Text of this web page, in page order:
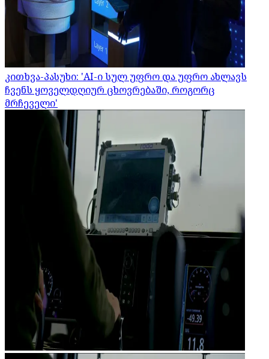
კითხვა-პასუხი: 'AI-ი სულ უფრო და უფრო ახლავს
ჩვენს ყოველდღიურ ცხოვრებაში, როგორც
მრჩეველი'